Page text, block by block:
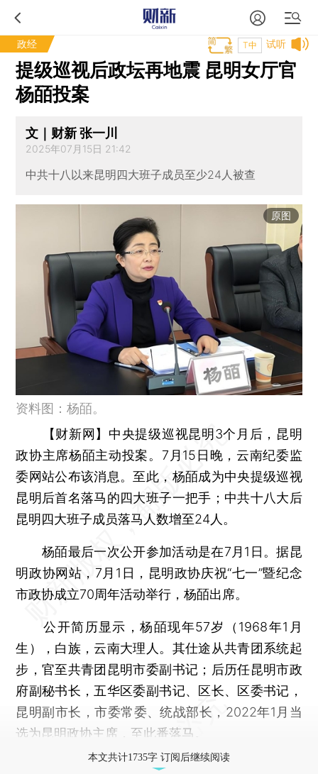
政经 试听
T中
提级巡视后政坛再地震 昆明女厅官
杨皕投案
文｜财新 张一川
2025年07月15日 21:42
中共十八以来昆明四大班子成员至少24人被查
原图
资料图：杨皕。
【财新网】 中央提级巡视昆明3个月后，昆明
政协主席杨皕主动投案。7月15日晚，云南纪委监
委网站公布该消息。至此，杨皕成为中央提级巡视
昆明后首名落马的四大班子一把手；中共十八大后
昆明四大班子成员落马人数增至24人。
杨皕最后一次公开参加活动是在7月1日。据昆
明政协网站，7月1日，昆明政协庆祝“七一”暨纪念
市政协成立70周年活动举行，杨皕出席。
公开简历显示，杨皕现年57岁（1968年1月
生），白族，云南大理人。其仕途从共青团系统起
步，官至共青团昆明市委副书记；后历任昆明市政
府副秘书长，五华区委副书记、区长、区委书记，
昆明副市长，市委常委、统战部长，2022年1月当
选为昆明政协主席，至此番落马。
本文共计1735字 订阅后继续阅读